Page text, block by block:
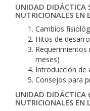
UNIDAD DIDÁCTICA
NUTRICIONALES EN
Cambios
Hitos de
Requerimientos
meses)
Introducción de
Consejos para
UNIDAD DIDÁCTICA
NUTRICIONALES EN